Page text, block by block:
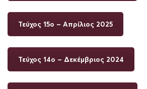
Τεύχος 15ο – Aπρίλιος 2025
Τεύχος 14ο – Δεκέμβριος 2024